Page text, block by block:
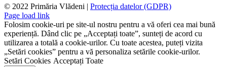
© 2022 Primăria Vlădeni | Protecția datelor (GDPR)
Page load link
Folosim cookie-uri pe site-ul nostru pentru a vă oferi cea mai bună
experiență. Dând clic pe „Acceptați toate”, sunteți de acord cu
utilizarea a totală a cookie-urilor. Cu toate acestea, puteți vizita
„Setări cookies” pentru a vă personaliza setările cookie-urilor.
Setări Cookies Acceptați Toate